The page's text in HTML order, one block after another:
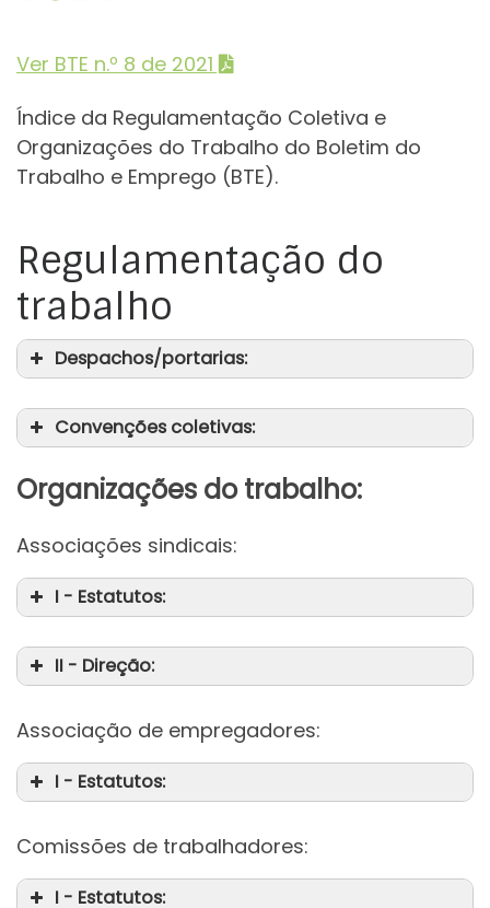
Ver BTE n.º 8 de 2021
Índice da Regulamentação Coletiva e
Organizações do Trabalho do Boletim do
Trabalho e Emprego (BTE).
Regulamentação do
trabalho
Despachos/portarias:
Convenções coletivas:
Organizações do trabalho:
Associações sindicais:
I - Estatutos:
II - Direção:
Associação de empregadores:
I - Estatutos:
Comissões de trabalhadores:
I - Estatutos: